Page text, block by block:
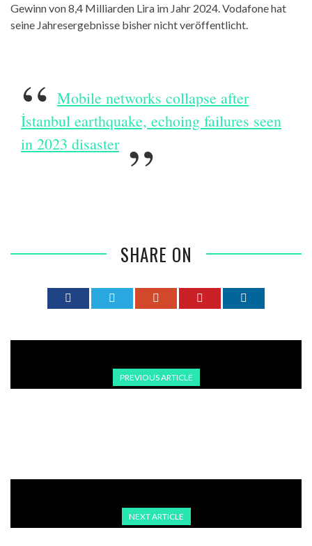
Gewinn von 8,4 Milliarden Lira im Jahr 2024. Vodafone hat
seine Jahresergebnisse bisher nicht veröffentlicht.
Mobile networks collapse after
İstanbul earthquake, echoing failures seen
in 2023 disaster
SHARE ON
PREVIOUS ARTICLE
NEXT ARTICLE